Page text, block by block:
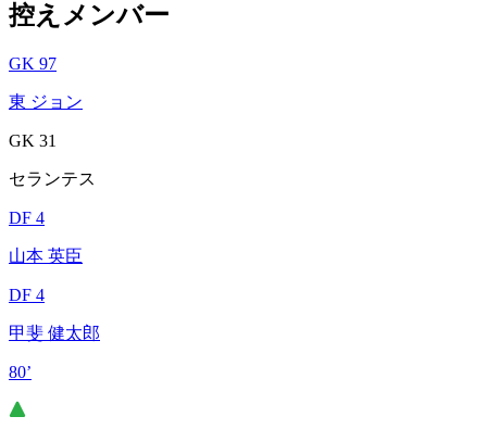
控えメンバー
GK 97
東 ジョン
GK 31
セランテス
DF 4
山本 英臣
DF 4
甲斐 健太郎
80’